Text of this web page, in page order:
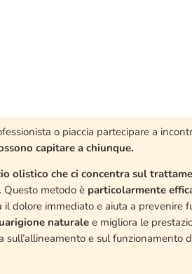
o piaccia partecipare a
capitare a chiunque.
olistico che ci concentra sul
Questo metodo è particolarmente
il dolore immediato e aiuta a prevenire
naturale e migliora le
sull’allineamento e sul funzionamento